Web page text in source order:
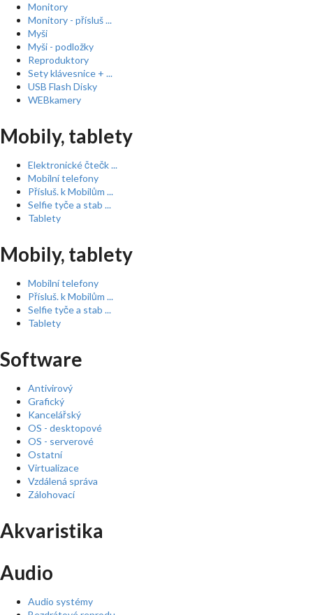
Monitory
Monitory - přísluš ...
Myši
Myši - podložky
Reproduktory
Sety klávesnice + ...
USB Flash Disky
WEBkamery
Mobily, tablety
Elektronické čtečk ...
Mobilní telefony
Přísluš. k Mobilům ...
Selfie tyče a stab ...
Tablety
Mobily, tablety
Mobilní telefony
Přísluš. k Mobilům ...
Selfie tyče a stab ...
Tablety
Software
Antivirový
Grafický
Kancelářský
OS - desktopové
OS - serverové
Ostatní
Virtualizace
Vzdálená správa
Zálohovací
Akvaristika
Audio
Audio systémy